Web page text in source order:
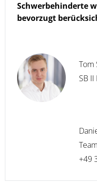
Schwerbehinderte
bevorzugt
Tom
SB
+49